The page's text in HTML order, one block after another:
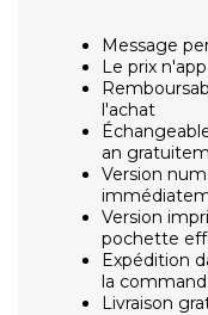
Message
Le prix
l'achat
an
Version
Version
pochette
Expédition
la
Livraison